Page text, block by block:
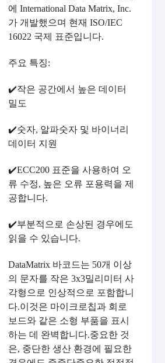
에 International Data Matrix, Inc.
가 개발했으며 현재 ISO/IEC
16022 국제 표준입니다.
주요 특징:
✔️작은 공간에서 높은 데이터
밀도
✔️숫자, 알파숫자 및 바이너리
데이터 지원
✔️ECC200 표준을 사용하여 오
류 수정, 높은 오류 포용력을 제
공합니다.
✔️부분적으로 손상된 경우에도
읽을 수 있습니다.
DataMatrix 바코드는 50개 이상
의 문자를 작은 3x3밀리미터 사
각형으로 인상적으로 포함합니
다.이것은 마이크로칩과 회로
보드와 같은 소형 부품을 표시
하는 데 완벽합니다.중요한 것
은, 중단한 생산 환경에 필요한